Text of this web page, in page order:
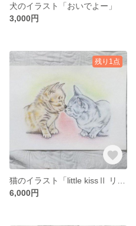
犬のイラスト「おいでよー」
3,000円
残り1点
6,000円